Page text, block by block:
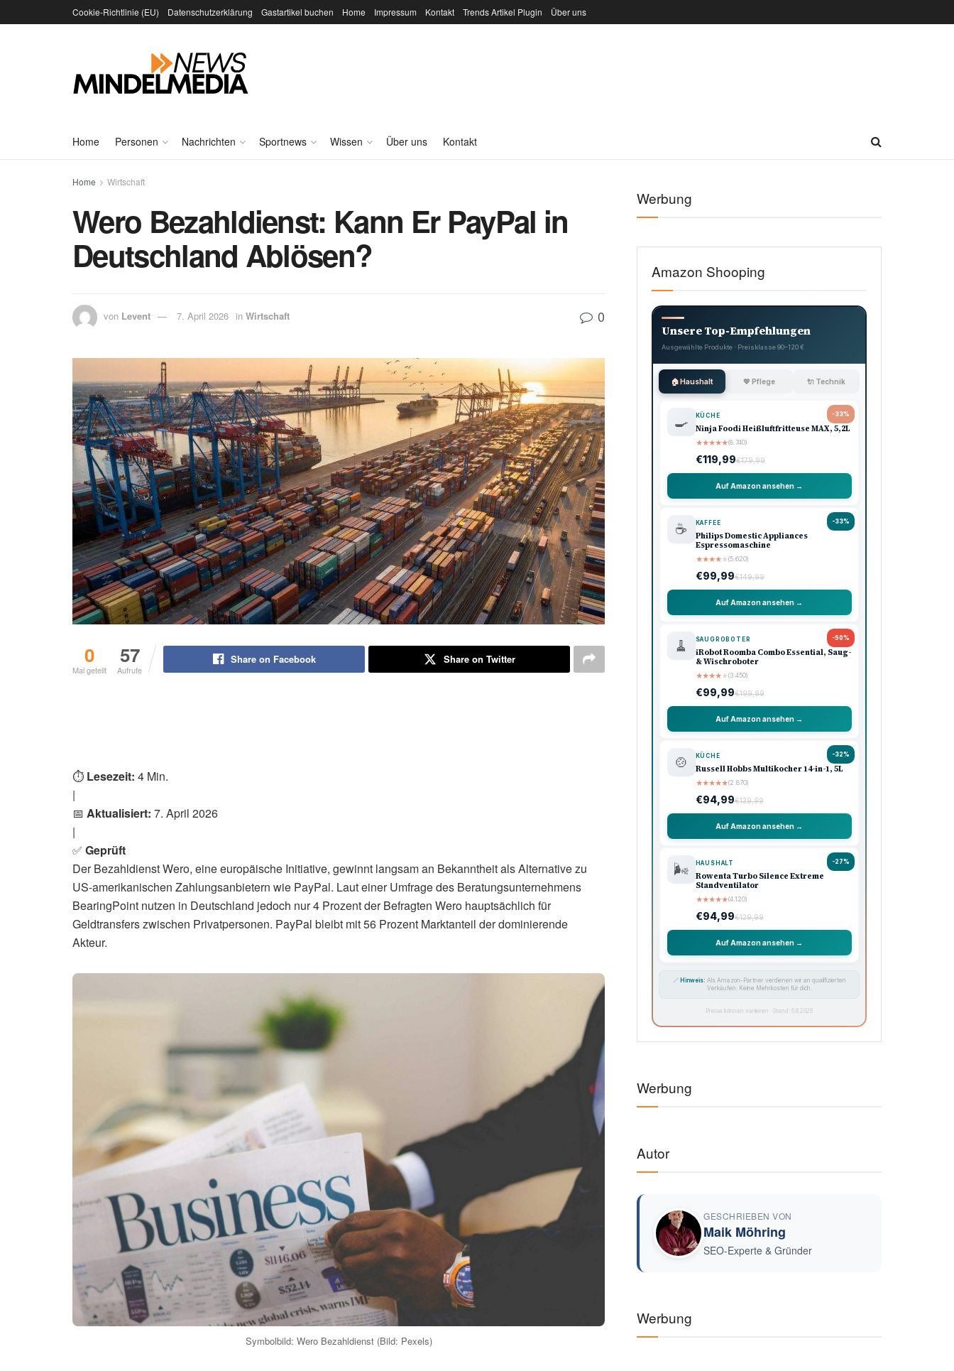
Cookie-Richtlinie (EU) Datenschutzerklärung Gastartikel buchen Home Impressum Kontakt Trends Artikel Plugin Über uns
Home Personen Nachrichten Sportnews Wissen Über uns Kontakt
Home Wirtschaft
Wero Bezahldienst: Kann Er PayPal in
Deutschland Ablösen?
von Levent 7. April 2026 in Wirtschaft 0
0
Mal geteilt
57
Aufrufe
Share on Facebook Share on Twitter
⏱️ Lesezeit: 4 Min.
|
📅 Aktualisiert: 7. April 2026
|
✅ Geprüft
Der Bezahldienst Wero, eine europäische Initiative, gewinnt langsam an Bekanntheit als Alternative zu
US-amerikanischen Zahlungsanbietern wie PayPal. Laut einer Umfrage des Beratungsunternehmens
BearingPoint nutzen in Deutschland jedoch nur 4 Prozent der Befragten Wero hauptsächlich für
Geldtransfers zwischen Privatpersonen. PayPal bleibt mit 56 Prozent Marktanteil der dominierende
Akteur.
Symbolbild: Wero Bezahldienst (Bild: Pexels)
Werbung
Amazon Shooping
Unsere Top-Empfehlungen
Ausgewählte Produkte · Preisklasse 90–120 €
🏠 Haushalt 💖 Pflege 🔌 Technik
-33%
🍳 KÜCHE
Ninja Foodi Heißluftfritteuse MAX, 5,2L
★★★★★(8.740)
€119,99€179,99
Auf Amazon ansehen →
-33%
☕ KAFFEE
Philips Domestic Appliances
Espressomaschine
★★★★★(5.620)
€99,99€149,99
Auf Amazon ansehen →
-50%
🧹 SAUGROBOTER
iRobot Roomba Combo Essential, Saug-
& Wischroboter
★★★★★(3.450)
€99,99€199,99
Auf Amazon ansehen →
-32%
🍲 KÜCHE
Russell Hobbs Multikocher 14-in-1, 5L
★★★★★(2.870)
€94,99€139,99
Auf Amazon ansehen →
-27%
🌬️ HAUSHALT
Rowenta Turbo Silence Extreme
Standventilator
★★★★★(4.120)
€94,99€129,99
Auf Amazon ansehen →
🔗 Hinweis: Als Amazon-Partner verdienen wir an qualifizierten
Verkäufen. Keine Mehrkosten für dich.
Preise können variieren · Stand: 6.8.2026
Werbung
Autor
GESCHRIEBEN VON
Maik Möhring
SEO-Experte & Gründer
Werbung